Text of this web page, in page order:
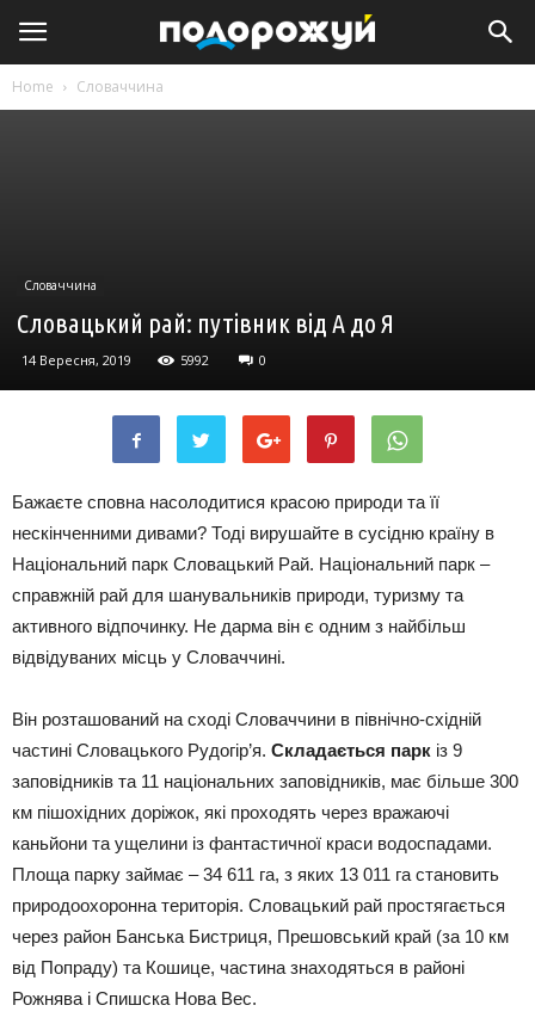
Home Словаччина
Словаччина
Словацький рай: путівник від А до Я
14 Вересня, 2019 5992 0
Бажаєте сповна насолодитися красою природи та її
нескінченними дивами? Тоді вирушайте в сусідню країну в
Національний парк Словацький Рай. Національний парк –
справжній рай для шанувальників природи, туризму та
активного відпочинку. Не дарма він є одним з найбільш
відвідуваних місць у Словаччині.
Він розташований на сході Словаччини в північно-східній
частині Словацького Рудогір’я. Складається парк із 9
заповідників та 11 національних заповідників, має більше 300
км пішохідних доріжок, які проходять через вражаючі
каньйони та ущелини із фантастичної краси водоспадами.
Площа парку займає – 34 611 га, з яких 13 011 га становить
природоохоронна територія. Словацький рай простягається
через район Банська Бистриця, Прешовський край (за 10 км
від Попраду) та Кошице, частина знаходяться в районі
Рожнява і Спишска Нова Вес.